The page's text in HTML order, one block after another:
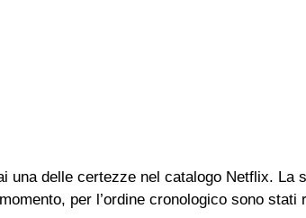
una delle certezze nel catalogo Netflix. La
per l’ordine cronologico sono stati